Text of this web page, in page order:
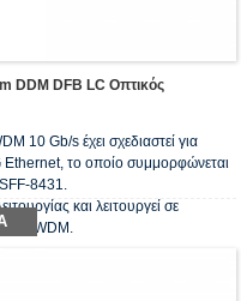
DDM DFB LC Οπτικός
10 Gb/s έχει σχεδιαστεί για
Ethernet, το οποίο συμμορφώνεται
8431.
και λειτουργεί σε
CWDM.